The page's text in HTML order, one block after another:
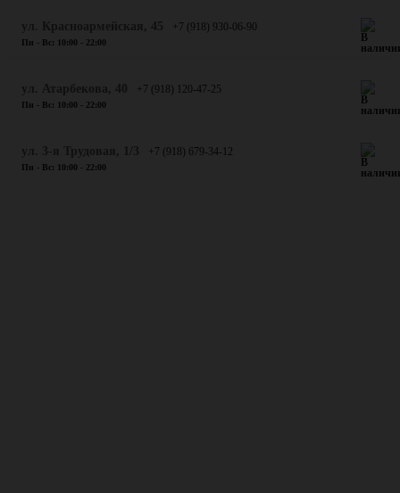
+7 (918) 930-06-90
Пн - Вс: 10:00 - 22:00
+7 (918) 120-47-25
Пн - Вс: 10:00 - 22:00
+7 (918) 679-34-12
Пн - Вс: 10:00 - 22:00